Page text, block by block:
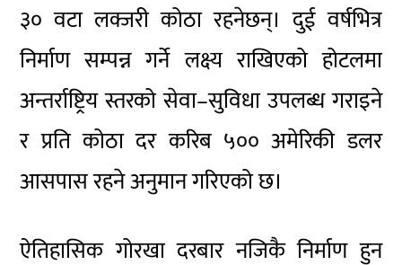
३० वटा लक्जरी कोठा रहनेछन्। दुई वर्षभित्र
निर्माण सम्पन्न गर्ने लक्ष्य राखिएको होटलमा
अन्तर्राष्ट्रिय स्तरको सेवा–सुविधा उपलब्ध गराइने
र प्रति कोठा दर करिब ५०० अमेरिकी डलर
आसपास रहने अनुमान गरिएको छ।
ऐतिहासिक गोरखा दरबार नजिकै निर्माण हुन